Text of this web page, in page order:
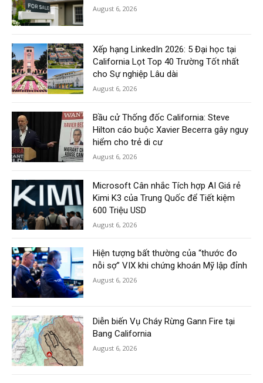
August 6, 2026
Xếp hạng LinkedIn 2026: 5 Đại học tại
California Lọt Top 40 Trường Tốt nhất
cho Sự nghiệp Lâu dài
August 6, 2026
Bầu cử Thống đốc California: Steve
Hilton cáo buộc Xavier Becerra gây nguy
hiểm cho trẻ di cư
August 6, 2026
Microsoft Cân nhắc Tích hợp AI Giá rẻ
Kimi K3 của Trung Quốc để Tiết kiệm
600 Triệu USD
August 6, 2026
Hiện tượng bất thường của “thước đo
nỗi sợ” VIX khi chứng khoán Mỹ lập đỉnh
August 6, 2026
Diễn biến Vụ Cháy Rừng Gann Fire tại
Bang California
August 6, 2026